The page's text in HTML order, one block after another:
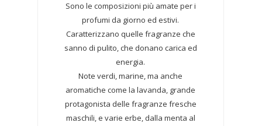
Sono le composizioni più amate per i
profumi da giorno ed estivi.
Caratterizzano quelle fragranze che
sanno di pulito, che donano carica ed
energia.
Note verdi, marine, ma anche
aromatiche come la lavanda, grande
protagonista delle fragranze fresche
maschili, e varie erbe, dalla menta al